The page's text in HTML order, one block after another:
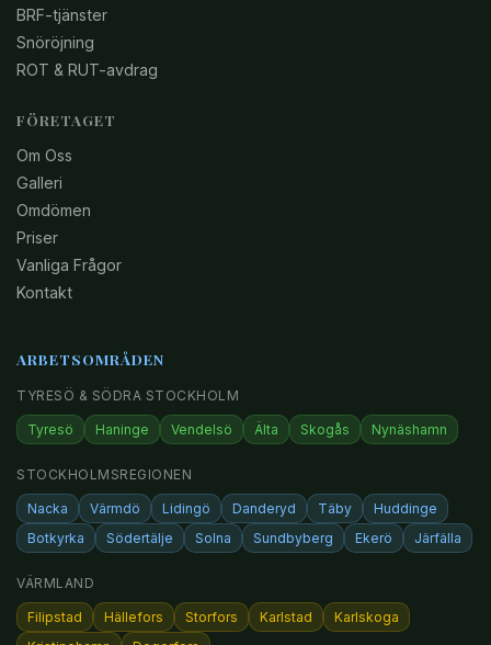
BRF-tjänster
Snöröjning
ROT & RUT-avdrag
FÖRETAGET
Om Oss
Galleri
Omdömen
Priser
Vanliga Frågor
Kontakt
ARBETSOMRÅDEN
TYRESÖ & SÖDRA STOCKHOLM
Tyresö Haninge Vendelsö Älta Skogås Nynäshamn
STOCKHOLMSREGIONEN
Nacka Värmdö Lidingö Danderyd Täby
Huddinge
Botkyrka
Södertälje Solna Sundbyberg Ekerö Järfälla
VÄRMLAND
Filipstad Hällefors Storfors Karlstad
Karlskoga